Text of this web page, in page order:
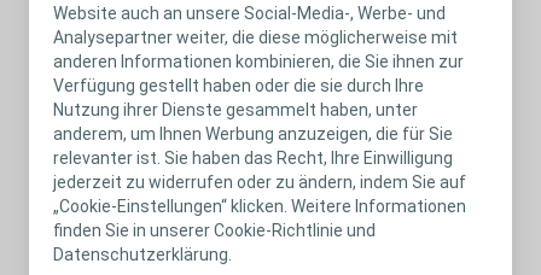
Website auch an unsere Social-Media-, Werbe- und
Analysepartner weiter, die diese möglicherweise mit
anderen Informationen kombinieren, die Sie ihnen zur
Verfügung gestellt haben oder die sie durch Ihre
Nutzung ihrer Dienste gesammelt haben, unter
anderem, um Ihnen Werbung anzuzeigen, die für Sie
relevanter ist. Sie haben das Recht, Ihre Einwilligung
jederzeit zu widerrufen oder zu ändern, indem Sie auf
„Cookie-Einstellungen“ klicken. Weitere Informationen
finden Sie in unserer Cookie-Richtlinie und
Datenschutzerklärung.
Generalities about UTI
PDF 1 pages
Download